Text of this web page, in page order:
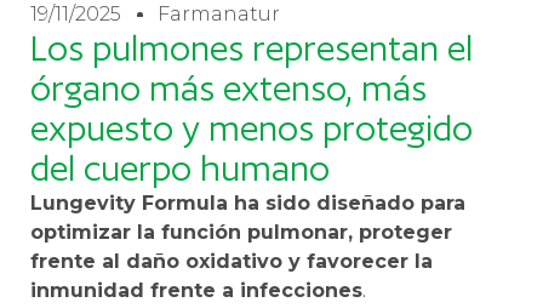
19/11/2025 Farmanatur
Los pulmones representan el
órgano más extenso, más
expuesto y menos protegido
del cuerpo humano
Lungevity Formula ha sido diseñado para
optimizar la función pulmonar, proteger
frente al daño oxidativo y favorecer la
inmunidad frente a infecciones.